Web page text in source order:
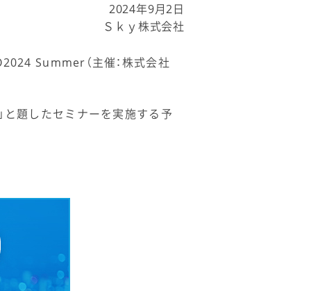
2024年9月2日
Ｓｋｙ株式会社
Summer（主催：株式会社
と題したセミナーを実施する予